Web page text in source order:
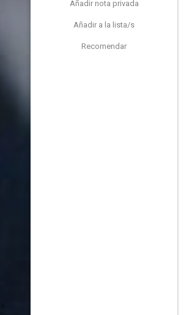
Añadir nota privada
Añadir a la lista/s
Recomendar